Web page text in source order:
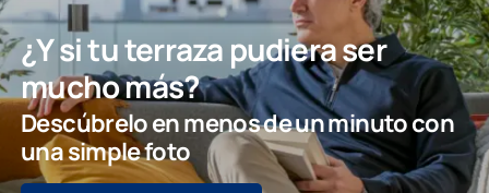
¿Y si tu terraza pudiera ser
mucho más?
Descúbrelo en menos de un minuto con
una simple foto